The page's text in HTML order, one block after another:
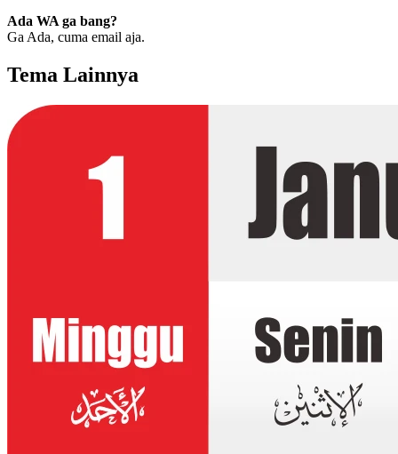
Ada WA ga bang?
Ga Ada, cuma email aja.
Tema Lainnya